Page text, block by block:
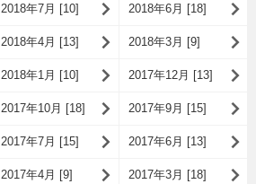
2018年7月 [10] 2018年6月 [18]
2018年4月 [13] 2018年3月 [9]
2018年1月 [10] 2017年12月 [13]
2017年10月 [18] 2017年9月 [15]
2017年7月 [15] 2017年6月 [13]
2017年4月 [9] 2017年3月 [18]